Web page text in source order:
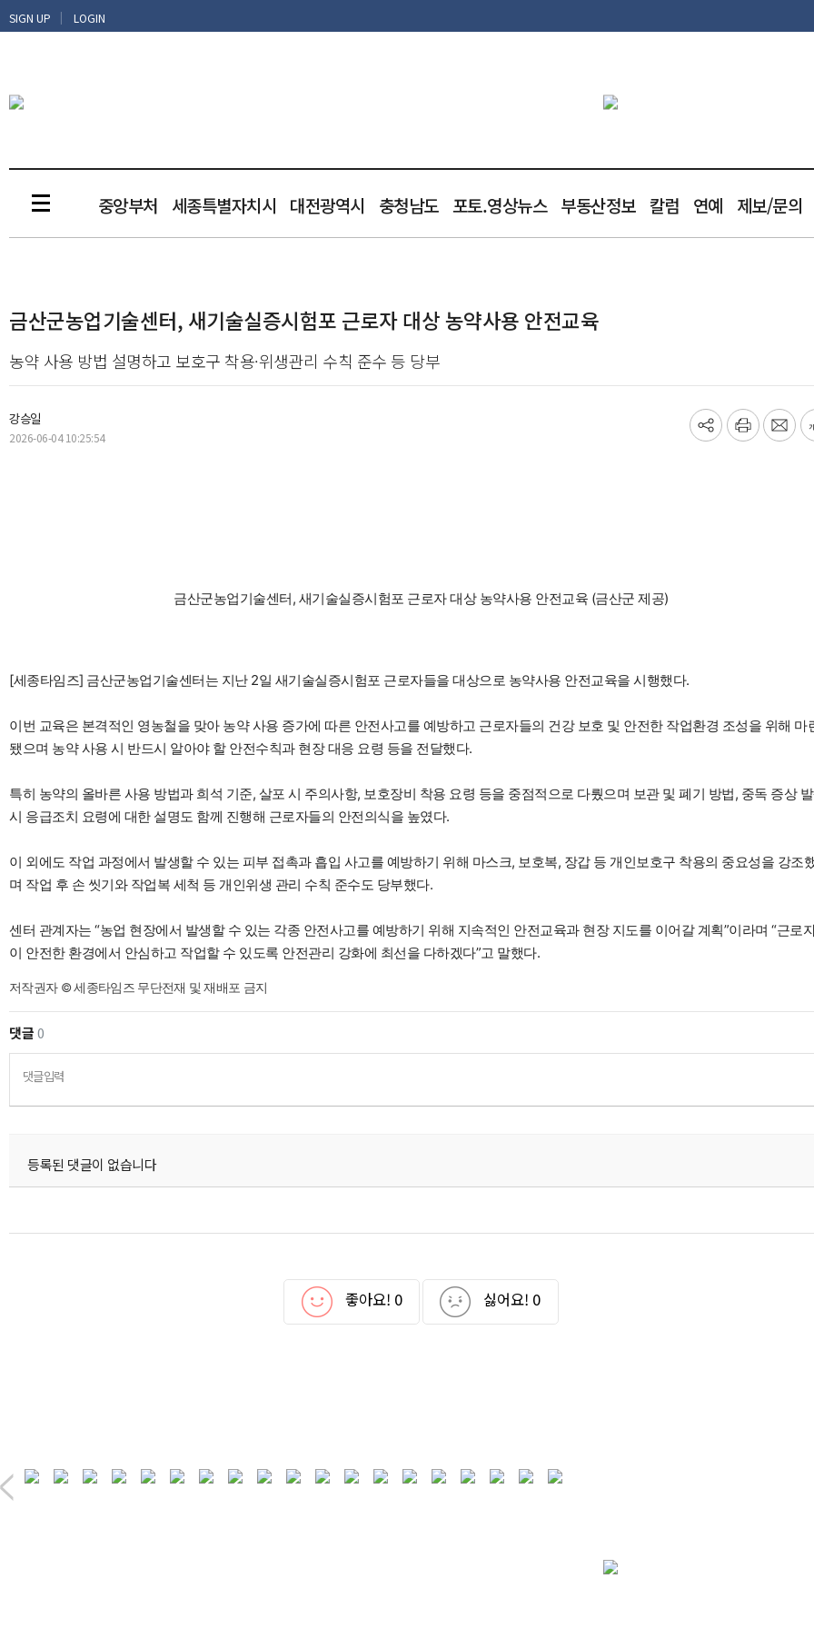
SIGN UP | LOGIN
중앙부처 세종특별자치시 대전광역시 충청남도 포토.영상뉴스 부동산정보 칼럼 연예 제보/문의
금산군농업기술센터, 새기술실증시험포 근로자 대상 농약사용 안전교육
농약 사용 방법 설명하고 보호구 착용·위생관리 수칙 준수 등 당부
강승일
2026-06-04 10:25:54
기
프
메
금산군농업기술센터, 새기술실증시험포 근로자 대상 농약사용 안전교육 (금산군 제공)
[세종타임즈] 금산군농업기술센터는 지난 2일 새기술실증시험포 근로자들을 대상으로 농약사용 안전교육을 시행했다.
이번 교육은 본격적인 영농철을 맞아 농약 사용 증가에 따른 안전사고를 예방하고 근로자들의 건강 보호 및 안전한 작업환경 조성을 위해 마
됐으며 농약 사용 시 반드시 알아야 할 안전수칙과 현장 대응 요령 등을 전달했다.
특히 농약의 올바른 사용 방법과 희석 기준, 살포 시 주의사항, 보호장비 착용 요령 등을 중점적으로 다뤘으며 보관 및 폐기 방법, 중독 증상
시 응급조치 요령에 대한 설명도 함께 진행해 근로자들의 안전의식을 높였다.
이 외에도 작업 과정에서 발생할 수 있는 피부 접촉과 흡입 사고를 예방하기 위해 마스크, 보호복, 장갑 등 개인보호구 착용의 중요성을 강조
며 작업 후 손 씻기와 작업복 세척 등 개인위생 관리 수칙 준수도 당부했다.
센터 관계자는 “농업 현장에서 발생할 수 있는 각종 안전사고를 예방하기 위해 지속적인 안전교육과 현장 지도를 이어갈 계획”이라며 “근로
이 안전한 환경에서 안심하고 작업할 수 있도록 안전관리 강화에 최선을 다하겠다”고 말했다.
저작권자 © 세종타임즈 무단전재 및 재배포 금지
댓글0
댓글입력
등록된 댓글이 없습니다
좋아요! 0 싫어요! 0